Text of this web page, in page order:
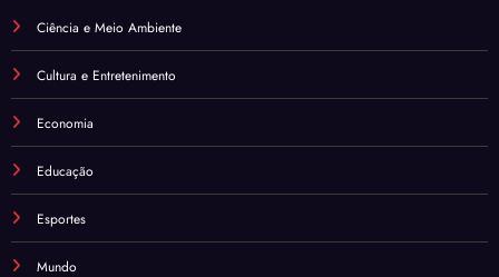
Ciência e Meio Ambiente
Cultura e Entretenimento
Economia
Educação
Esportes
Mundo